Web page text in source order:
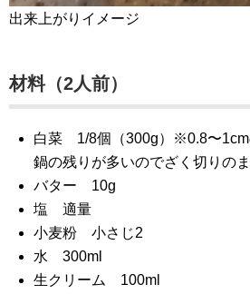
出来上がりイメージ
材料（2人前）
白菜 1/8個（300g）※0.8〜
鍋の残りが多いのでざく切りの
バター 10g
塩 適量
小麦粉 小さじ2
水 300ml
生クリーム 100ml